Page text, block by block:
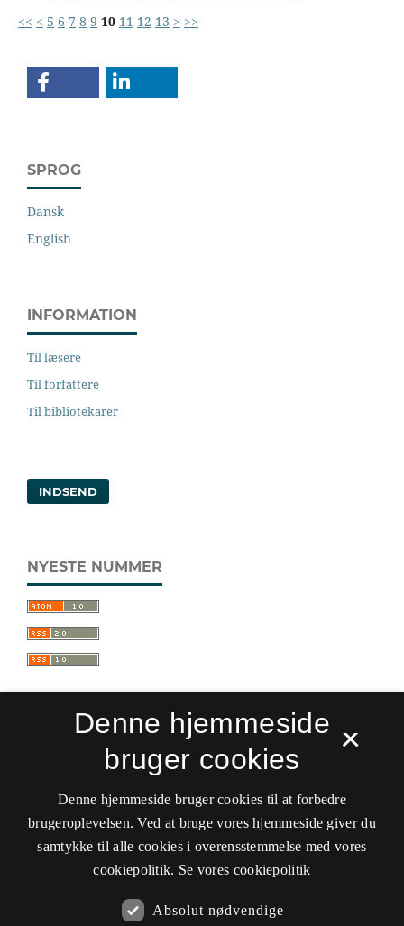
<< < 5 6 7 8 9 10 11 12 13 > >>
SPROG
Dansk
English
INFORMATION
Til læsere
Til forfattere
Til bibliotekarer
INDSEND
NYESTE NUMMER
Sprogforum. Tidsskrift for sprog- og
kulturpædagogik
ISSN 0909-9328 (Trykt)
ISSN 1399-8617 (Online)
Tilgængelighedserklæring
Det Kgl. Bibliotek
×
Denne hjemmeside
bruger cookies
Denne hjemmeside bruger cookies til at forbedre
brugeroplevelsen. Ved at bruge vores hjemmeside giver du
samtykke til alle cookies i overensstemmelse med vores
cookiepolitik. Se vores cookiepolitik
Absolut nødvendige